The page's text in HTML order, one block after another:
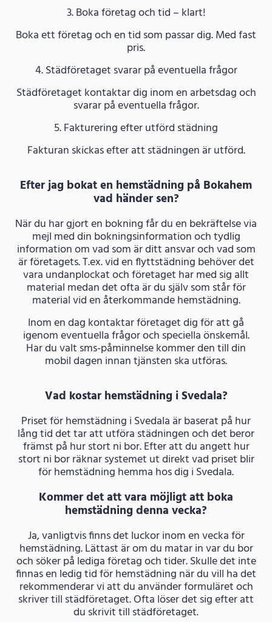
3. Boka företag och tid – klart!
Boka ett företag och en tid som passar dig. Med fast
pris.
4. Städföretaget svarar på eventuella frågor
Städföretaget kontaktar dig inom en arbetsdag och
svarar på eventuella frågor.
5. Fakturering efter utförd städning
Fakturan skickas efter att städningen är utförd.
Efter jag bokat en hemstädning på Bokahem
vad händer sen?
När du har gjort en bokning får du en bekräftelse via
mejl med din bokningsinformation och tydlig
information om vad som är ditt ansvar och vad som
är företagets. T.ex. vid en flyttstädning behöver det
vara undanplockat och företaget har med sig allt
material medan det ofta är du själv som står för
material vid en återkommande hemstädning.
Inom en dag kontaktar företaget dig för att gå
igenom eventuella frågor och speciella önskemål.
Har du valt sms-påminnelse kommer den till din
mobil dagen innan tjänsten ska utföras.
Vad kostar hemstädning i Svedala?
Priset för hemstädning i Svedala är baserat på hur
lång tid det tar att utföra städningen och det beror
främst på hur stort ni bor. Efter att du angett hur
stort ni bor räknar systemet ut direkt vad priset blir
för hemstädning hemma hos dig i Svedala.
Kommer det att vara möjligt att boka
hemstädning denna vecka?
Ja, vanligtvis finns det luckor inom en vecka för
hemstädning. Lättast är om du matar in var du bor
och söker på lediga företag och tider. Skulle det inte
finnas en ledig tid för hemstädning när du vill ha det
rekommenderar vi att du använder formuläret och
skriver till städföretaget. Ofta löser det sig efter att
du skrivit till städföretaget.